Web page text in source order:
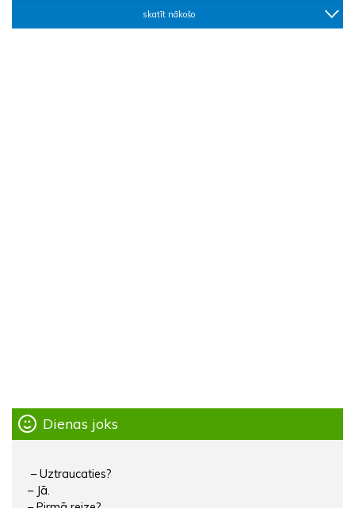
skatīt nākošo
Dienas joks
– Uztraucaties?
– Jā.